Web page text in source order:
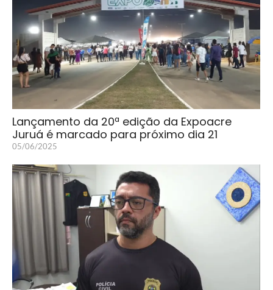
Lançamento da 20ª edição da Expoacre
Juruá é marcado para próximo dia 21
05/06/2025